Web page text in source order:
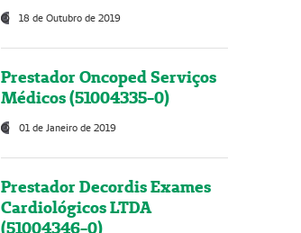
18 de Outubro de 2019
Prestador Oncoped Serviços
Médicos (51004335-0)
01 de Janeiro de 2019
Prestador Decordis Exames
Cardiológicos LTDA
(51004346-0)